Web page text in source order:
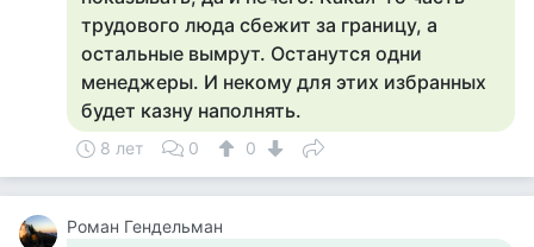
трудового люда сбежит за границу, а
остальные вымрут. Останутся одни
менеджеры. И некому для этих избранных
будет казну наполнять.
8 лет 0 0
Роман Гендельман